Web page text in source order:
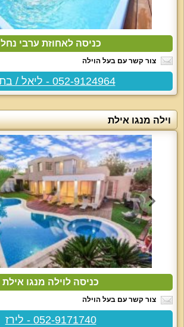
כניסה לאחוזת ערבי נחל
צור קשר עם בעל הוילה
052-9124964 - ליאל / בתאל
וילה מנגו אילת
כניסה לוילה מנגו אילת
צור קשר עם בעל הוילה
052-9171740 - לירז